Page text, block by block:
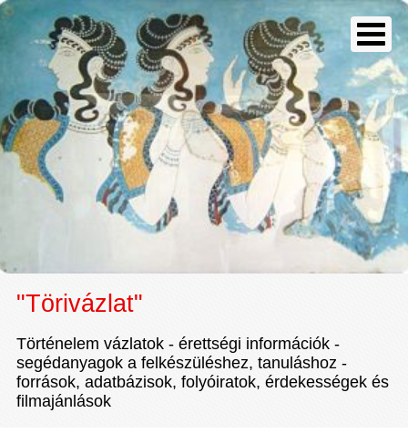
"Törivázlat"
Történelem vázlatok - érettségi információk -
segédanyagok a felkészüléshez, tanuláshoz -
források, adatbázisok, folyóiratok, érdekességek és
filmajánlások